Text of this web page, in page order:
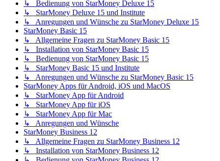
↳ Bedienung von StarMoney Deluxe 15
↳ StarMoney Deluxe 15 und Institute
↳ Anregungen und Wünsche zu StarMoney Deluxe 15
StarMoney Basic 15
↳ Allgemeine Fragen zu StarMoney Basic 15
↳ Installation von StarMoney Basic 15
↳ Bedienung von StarMoney Basic 15
↳ StarMoney Basic 15 und Institute
↳ Anregungen und Wünsche zu StarMoney Basic 15
StarMoney Apps für Android, iOS und MacOS
↳ StarMoney App für Android
↳ StarMoney App für iOS
↳ StarMoney App für Mac
↳ Anregungen und Wünsche
StarMoney Business 12
↳ Allgemeine Fragen zu StarMoney Business 12
↳ Installation von StarMoney Business 12